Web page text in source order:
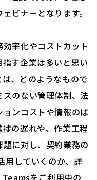
ビナーとなります。
率化やコストカット
す企業は多いと思い
、どのようなもので
のない管理体制、法
ンコストや情報のば
の遅れや、作業工程
に対し、契約業務の
用していくのか、詳
Teamsをご利用中の